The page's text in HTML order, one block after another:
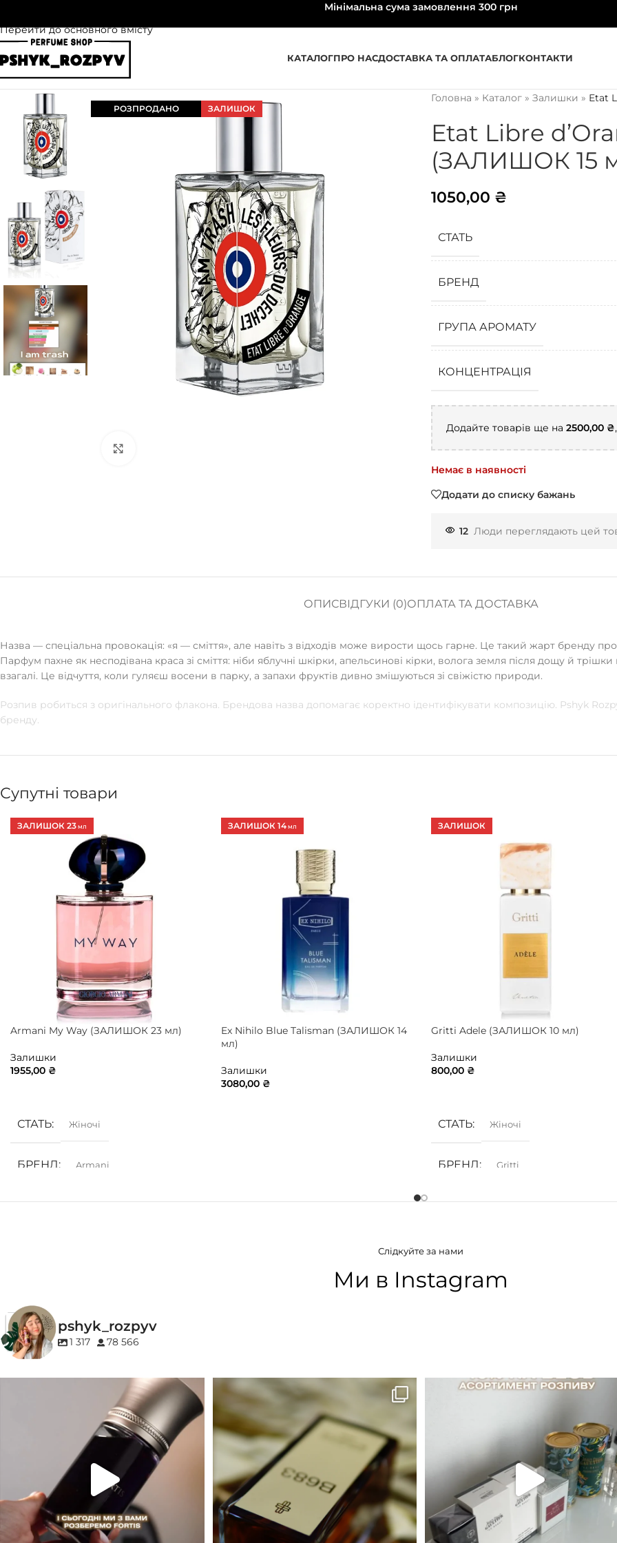
Перейти до основного вмісту
Мінімальна сума замовлення 300 грн
КАТАЛОГПРО НАСДОСТАВКА ТА ОПЛАТАБЛОГКОНТАКТИ
РОЗПРОДАНО ЗАЛИШОК
Головна » Каталог» Залишки » Etat
Etat Libre
(ЗАЛИШОК 15
1050,00 ₴
СТАТЬ
БРЕНД
ГРУПА АРОМАТУ
КОНЦЕНТРАЦІЯ
Додайте товарів ще на 2500,00 ₴
Немає в наявності
Додати до списку бажань
12 Люди переглядають цей
ОПИСВІДГУКИ (0)ОПЛАТА ТА ДОСТАВКА
Назва — спеціальна провокація: «я — сміття», але навіть з відходів може вирости щось гарне. Це такий жарт бренду
Парфум пахне як несподівана краса зі сміття: ніби яблучні шкірки, апельсинові кірки, волога земля після дощу й
взагалі. Це відчуття, коли гуляєш восени в парку, а запахи фруктів дивно змішуються зі свіжістю природи.
Розпив робиться з оригінального флакона. Брендова назва допомагає коректно ідентифікувати композицію. Pshyk
бренду.
Супутні товари
ЗАЛИШОК 23 МЛ
Armani My Way (ЗАЛИШОК 23 мл)
Залишки
1955,00 ₴
СТАТЬ Жіночі
БРЕНД Armani
ГРУПА АРОМАТУ
EDP (парфумована вода)
ЗАЛИШОК 14МЛ
Ex Nihilo Blue Talisman (ЗАЛИШОК 14
мл)
Залишки
3080,00 ₴
ЗАЛИШОК
Gritti Adele (ЗАЛИШОК 10 мл)
Залишки
800,00 ₴
СТАТЬ Жіночі
БРЕНД Gritti
ГРУПА АРОМАТУ
Слідкуйте за нами
Ми в Instagram
pshyk_rozpyv
1 317 78 566
Для замовлення переходьте на сайт або в
Instagram...
33 2
Marc-Antoine Barrois B683 - це запах вечора в...
19 0
Знижка 15 % діє НА ОНЛАЙН